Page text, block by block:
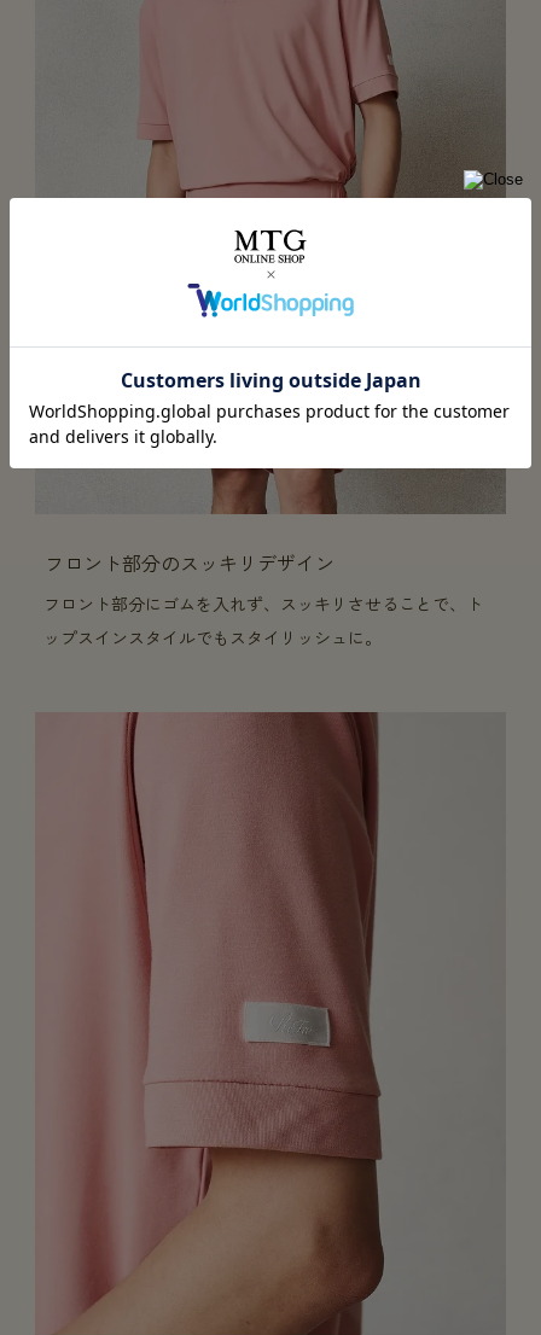
フロント部分のスッキリデザイン
フロント部分にゴムを入れず、スッキリさせることで、ト
ップスインスタイルでもスタイリッシュに。